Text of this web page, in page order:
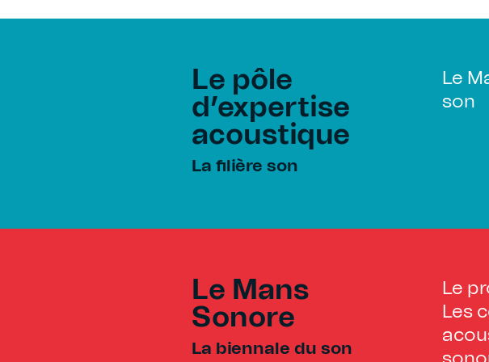
Le pôle
d’expertise
acoustique
La filière son
Le
son
Le Mans
Sonore
La biennale du son
Le
Les